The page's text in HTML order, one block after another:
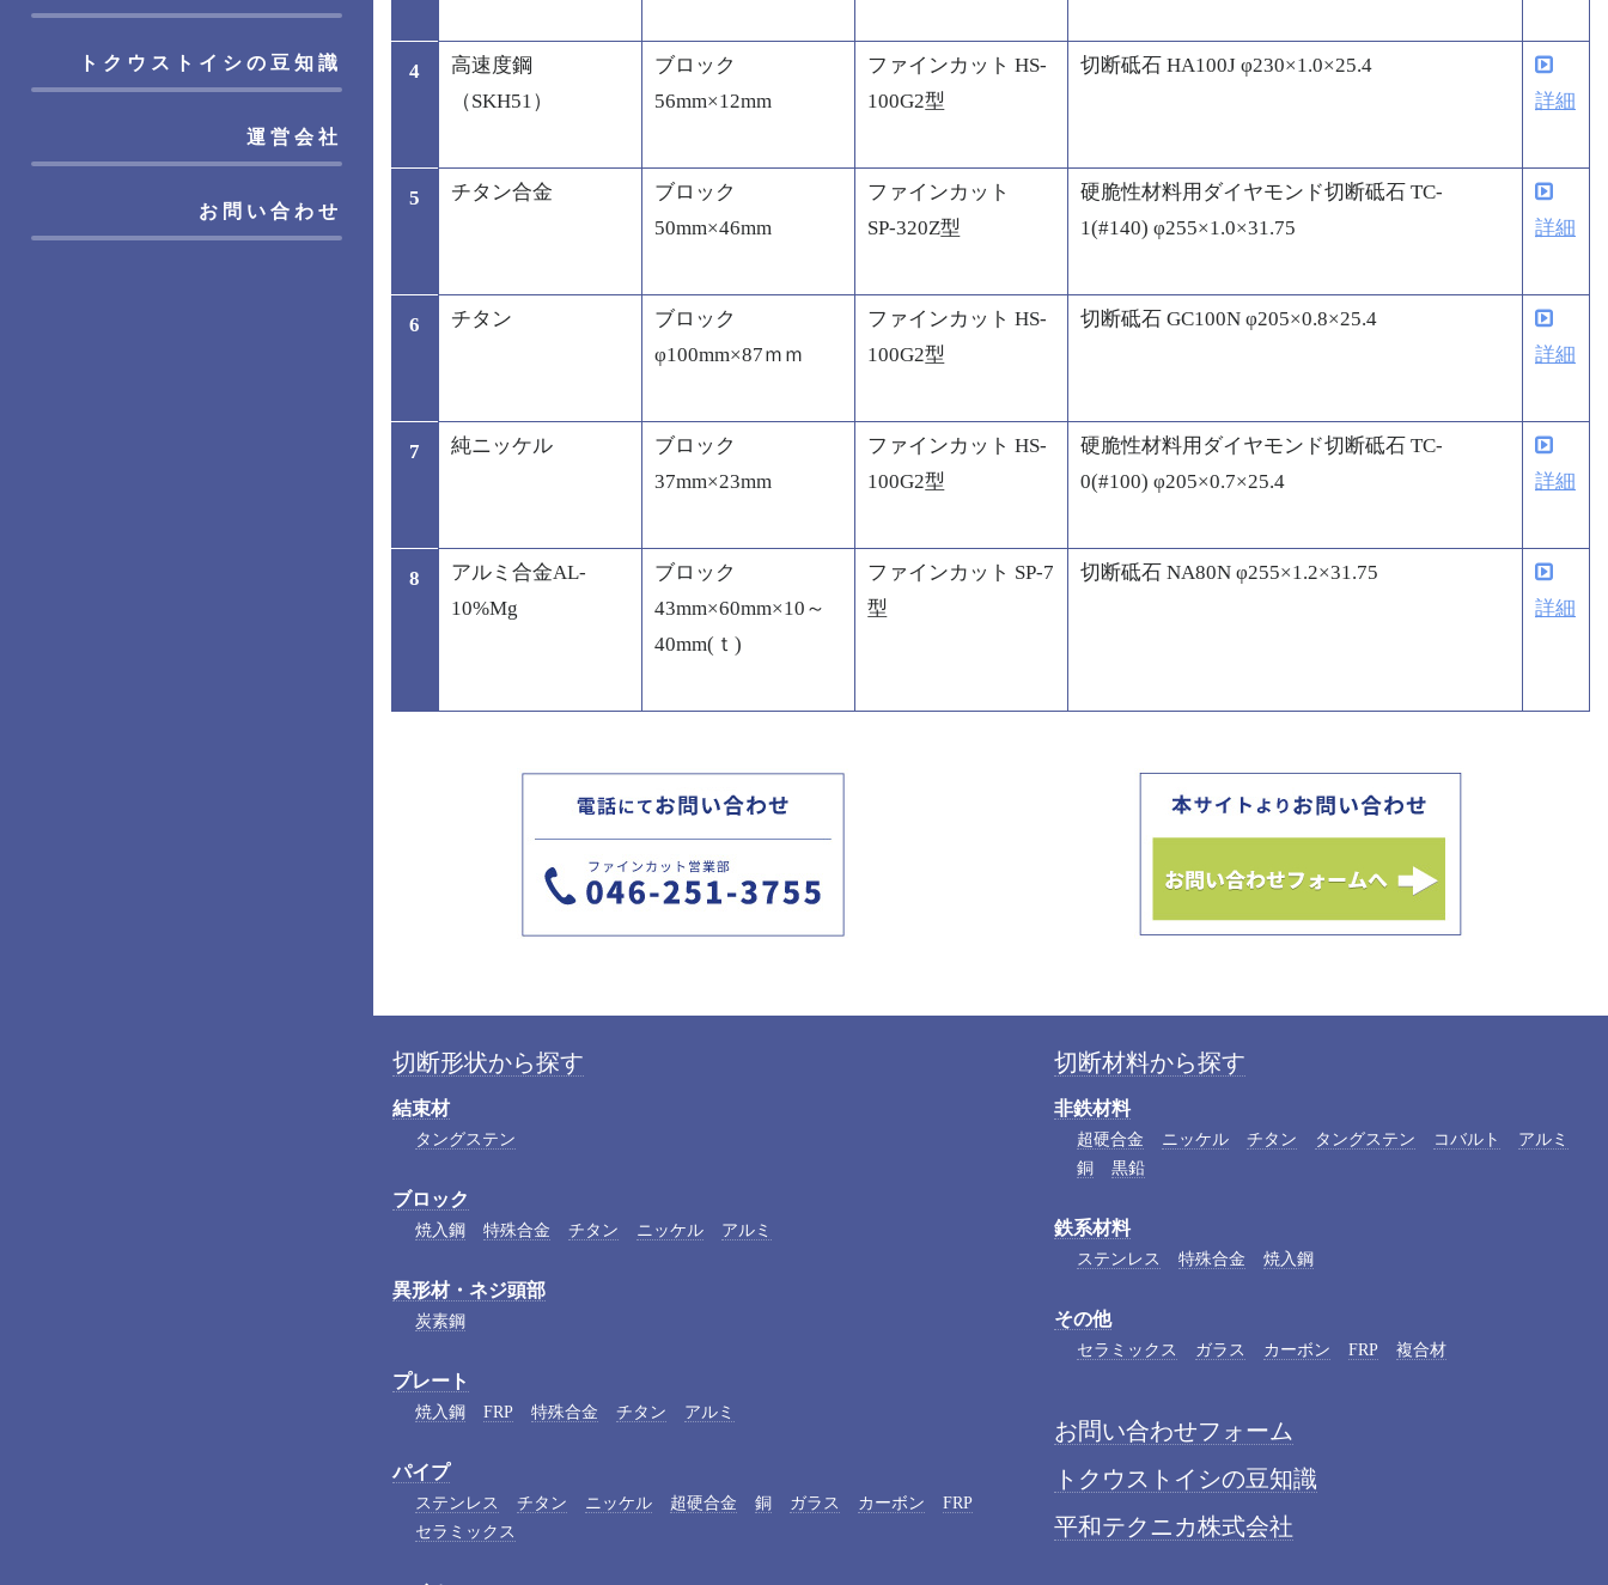
トクウストイシの豆知識
運営会社
お問い合わせ
4
高速度鋼
（SKH51）
ブロック
56mm×12mm
ファインカット HS-
100G2型
切断砥石 HA100J φ230×1.0×25.4
詳細
5 チタン合金
ブロック
50mm×46mm
ファインカット
SP-320Z型
硬脆性材料用ダイヤモンド切断砥石 TC-
1(#140) φ255×1.0×31.75
詳細
6 チタン
ブロック
φ100mm×87ｍｍ
ファインカット HS-
100G2型
切断砥石 GC100N φ205×0.8×25.4
詳細
7 純ニッケル
ブロック
37mm×23mm
ファインカット HS-
100G2型
硬脆性材料用ダイヤモンド切断砥石 TC-
0(#100) φ205×0.7×25.4
詳細
8
アルミ合金AL-
10%Mg
ブロック
43mm×60mm×10～
40mm(ｔ)
ファインカット SP-7
型
切断砥石 NA80N φ255×1.2×31.75
詳細
切断形状から探す
結束材
タングステン
ブロック
焼入鋼 特殊合金 チタン ニッケル アルミ
異形材・ネジ頭部
炭素鋼
プレート
焼入鋼 FRP 特殊合金 チタン アルミ
パイプ
ステンレス チタン ニッケル 超硬合金 銅 ガラス カーボン
FRP
セラミックス
切断材料から探す
非鉄材料
超硬合金 ニッケル チタン タングステン コバルト
アルミ
銅
黒鉛
鉄系材料
ステンレス 特殊合金 焼入鋼
その他
セラミックス ガラス カーボン FRP 複合材
お問い合わせフォーム
トクウストイシの豆知識
平和テクニカ株式会社